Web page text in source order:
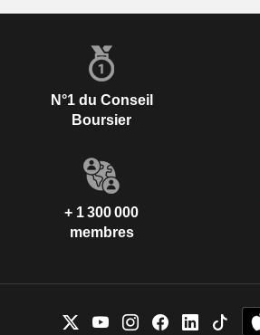
N°1 du Conseil
Boursier
+ 1 300 000
membres